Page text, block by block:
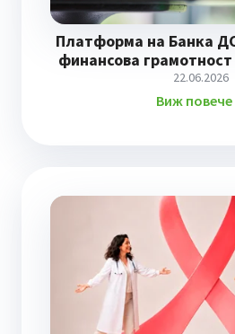
Платформа на Банка
финансова
22.06.2026
Виж повече